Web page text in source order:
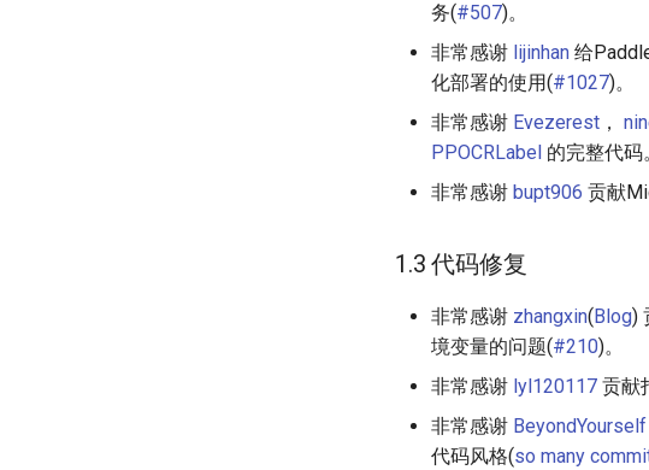
务(#507)。
非常感谢 lijinhan 给
化部署的使用(#1027)。
非常感谢 Evezerest ，
PPOCRLabel 的完整代码
非常感谢 bupt906 贡献
1.3 代码修复
非常感谢 zhangxin( Blog)
境变量的问题(#210)。
非常感谢 lyl120117 贡献
非常感谢 BeyondYourself
代码风格(so many